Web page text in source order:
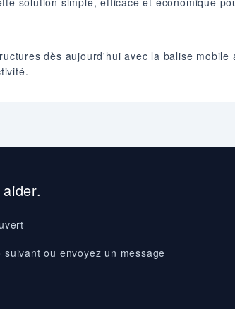
dès aujourd'hui avec la balise
suivant ou envoyez un message